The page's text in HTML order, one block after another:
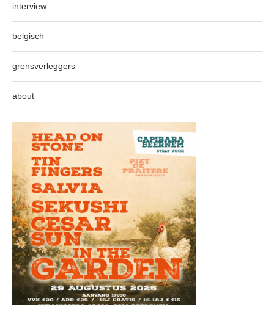
interview
belgisch
grensverleggers
about